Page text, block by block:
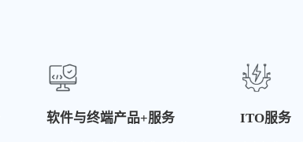
软件与终端产品+服务 ITO服务